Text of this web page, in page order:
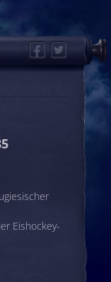
FacebookTwitter
Karten
Eishockey-